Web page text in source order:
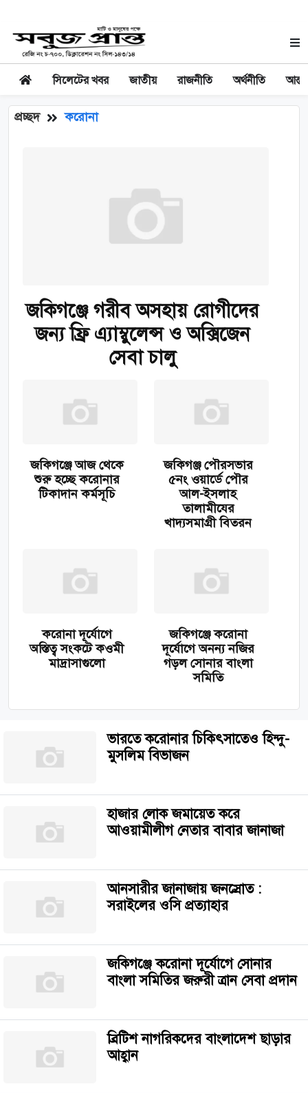
সিলেটের খবর জাতীয় রাজনীতি অর্থনীতি
প্রচ্ছদ করোনা
জকিগঞ্জে গরীব অসহায় রোগীদের
জন্য ফ্রি এ্যাম্বুলেন্স ও অক্সিজেন
সেবা চালু
জকিগঞ্জে আজ থেকে
শুরু হচ্ছে করোনার
টিকাদান কর্মসূচি
জকিগঞ্জ পৌরসভার
৫নং ওয়ার্ডে পৌর
আল-ইসলাহ
তালামীযের
খাদ্যসমাগ্রী বিতরন
করোনা দূর্যোগে
অস্তিত্ব সংকটে কওমী
মাদ্রাসাগুলো
জকিগঞ্জে করোনা
দূর্যোগে অনন্য নজির
গড়ল সোনার বাংলা
সমিতি
ভারতে করোনার চিকিৎসাতেও হিন্দু-
মুসলিম বিভাজন
হাজার লোক জমায়েত করে
আওয়ামীলীগ নেতার বাবার জানাজা
আনসারীর জানাজায় জনস্রোত :
সরাইলের ওসি প্রত্যাহার
জকিগঞ্জে করোনা দূর্যোগে সোনার
বাংলা সমিতির জরুরী ত্রান সেবা প্রদান
ব্রিটিশ নাগরিকদের বাংলাদেশ ছাড়ার
আহ্বান